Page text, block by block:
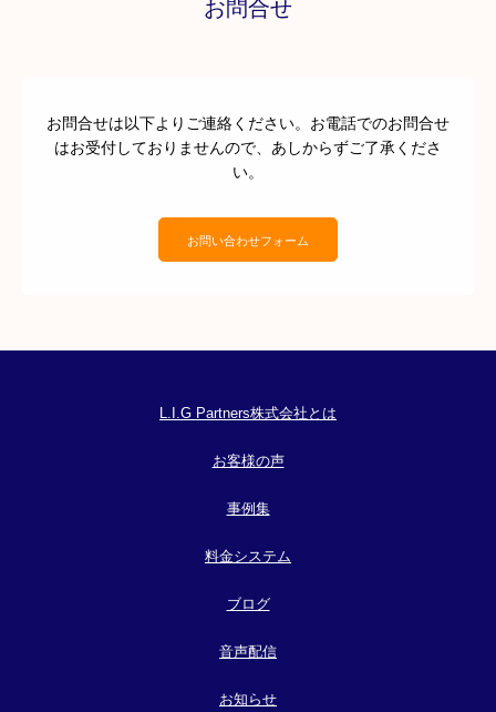
お問合せ
お問合せは以下よりご連絡ください。お電話でのお問合せ
はお受付しておりませんので、あしからずご了承くださ
い。
お問い合わせフォーム
L.I.G Partners株式会社とは
お客様の声
事例集
料金システム
ブログ
音声配信
お知らせ